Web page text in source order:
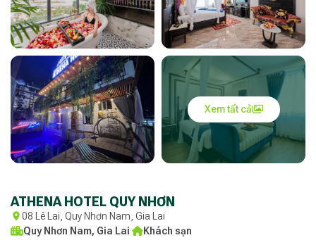
Xem tất cả
ATHENA HOTEL QUY NHƠN
08 Lê Lai, Quy Nhơn Nam, Gia Lai
Quy Nhơn Nam, Gia Lai· Khách sạn